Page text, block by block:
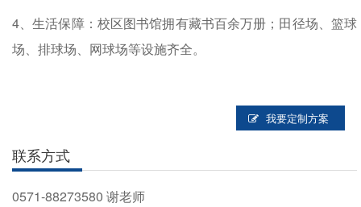
4、生活保障：校区图书馆拥有藏书百余万册；田径场、篮球
场、排球场、网球场等设施齐全。
我要定制方案
联系方式
0571-88273580 谢老师